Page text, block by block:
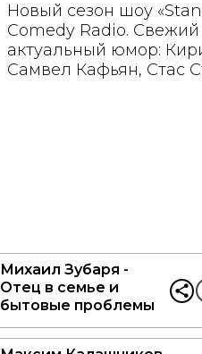
Новый сезон шоу
Comedy Radio.
актуальный юмор:
Самвел Кафьян, Стас
Михаил Зубаря -
Отец в семье и
бытовые проблемы